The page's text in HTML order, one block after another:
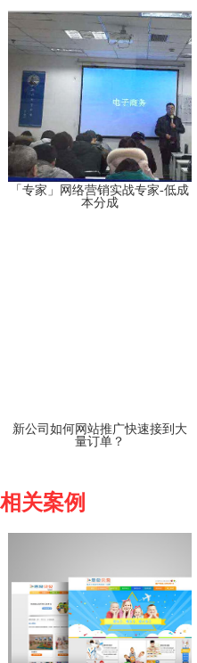
「专家」网络营销实战专家-低成
本分成
新公司如何网站推广快速接到大
量订单？
相关案例